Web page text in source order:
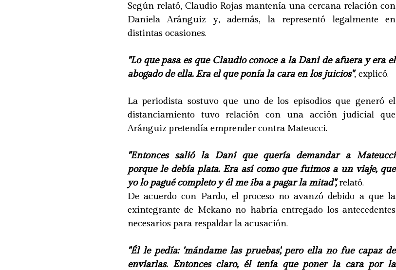
Según relató, Claudio Rojas mantenía una cercana relación con
Daniela Aránguiz y, además, la representó legalmente en
distintas ocasiones.
"Lo que pasa es que Claudio conoce a la Dani de afuera y era el
abogado de ella. Era el que ponía la cara en los juicios", explicó.
La periodista sostuvo que uno de los episodios que generó el
distanciamiento tuvo relación con una acción judicial que
Aránguiz pretendía emprender contra Mateucci.
"Entonces salió la Dani que quería demandar a Mateucci
porque le debía plata. Era así como que fuimos a un viaje, que
yo lo pagué completo y él me iba a pagar la mitad", relató.
De acuerdo con Pardo, el proceso no avanzó debido a que la
exintegrante de Mekano no habría entregado los antecedentes
necesarios para respaldar la acusación.
"Él le pedía: 'mándame las pruebas', pero ella no fue capaz de
enviarlas. Entonces claro, él tenía que poner la cara por la